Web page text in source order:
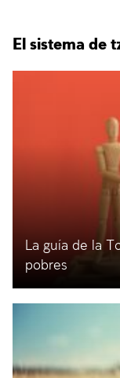
El sistema de
La guía de la
pobres